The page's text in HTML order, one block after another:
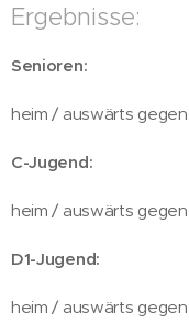
Ergebnisse:
Senioren:
heim / auswärts gegen
C-Jugend:
heim / auswärts gegen
D1-Jugend:
heim / auswärts gegen